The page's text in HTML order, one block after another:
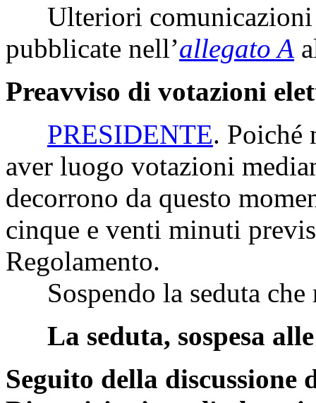
Ulteriori comunicazioni
pubblicate nell’allegato A
Preavviso di votazioni
PRESIDENTE. Poiché
aver luogo votazioni
decorrono da questo
cinque e venti minuti
Regolamento.
Sospendo la seduta che
La seduta, sospesa
Seguito della discussione